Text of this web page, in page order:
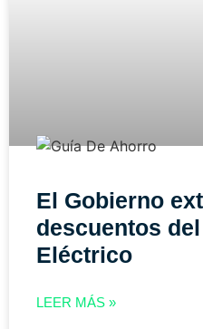
El Gobierno
descuentos
Eléctrico
LEER MÁS »